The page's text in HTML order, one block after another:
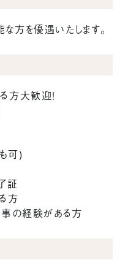
を優遇いたします。
方大歓迎！
可)
証
方
事の経験がある方